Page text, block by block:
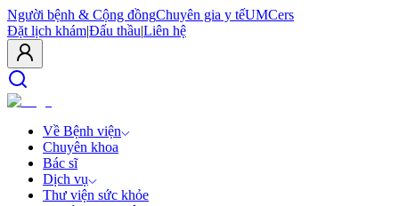
Người bệnh & Cộng đồngChuyên gia y tếUMCers
Đặt lịch khám|Đấu thầu|Liên hệ
Về Bệnh viện
Chuyên khoa
Bác sĩ
Dịch vụ
Thư viện sức khỏe